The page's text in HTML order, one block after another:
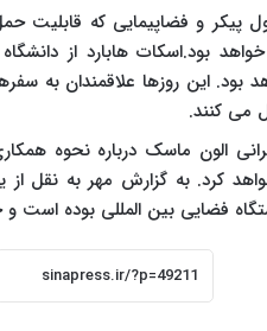
بود.اسکات هابارد از
بود. این روزها علاقمندان به
می کنند.
الون ماسک درباره نحوه
کرد. به گزارش مهر به نقل
فضایی بین المللی بوده است